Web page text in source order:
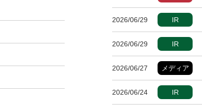
2026/06/29 IR
2026/06/29 IR
2026/06/27 メディア
2026/06/24 IR